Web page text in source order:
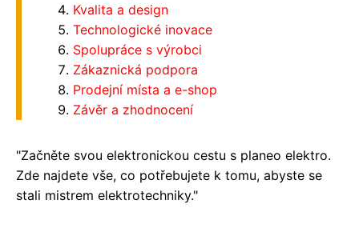
Kvalita a design
Technologické inovace
Spolupráce s výrobci
Zákaznická podpora
Prodejní místa a e-shop
Závěr a zhodnocení
"Začněte svou elektronickou cestu s planeo elektro.
Zde najdete vše, co potřebujete k tomu, abyste se
stali mistrem elektrotechniky."